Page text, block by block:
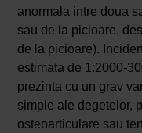
anormala intre doua
sau de la picioare,
de la picioare).
estimata de 1:2000-
prezinta cu un grav
simple ale degetelor,
osteoarticulare sau